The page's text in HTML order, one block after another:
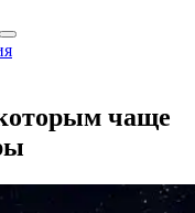
чаще